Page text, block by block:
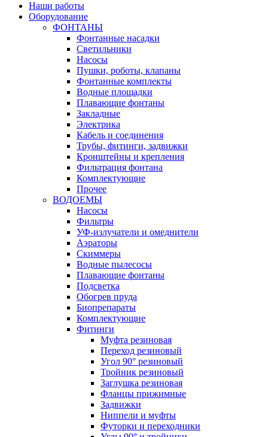
Наши работы
Оборудование
ФОНТАНЫ
Фонтанные насадки
Cветильники
Насосы
Пушки, роботы, клапаны
Фонтанные комплекты
Водные площадки
Плавающие фонтаны
Закладные
Электрика
Кабель и соединения
Трубы, фитинги, задвижки
Кронштейны и крепления
Фильтрация фонтана
Комплектующие
Прочее
ВОДОЕМЫ
Насосы
Фильтры
УФ-излучатели и омеднители
Аэраторы
Cкиммеры
Водные пылесосы
Плавающие фонтаны
Подсветка
Обогрев пруда
Биопрепараты
Комплектующие
Фитинги
Муфта резиновая
Переход резиновый
Угол 90° резиновый
Тройник резиновый
Заглушка резиновая
Фланцы прижимные
Задвижки
Ниппели и муфты
Футорки и переходники